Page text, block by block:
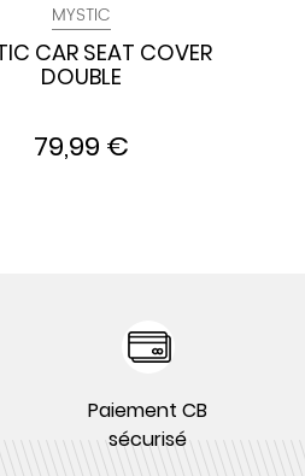
MYSTIC
CAR SEAT COVER
DOUBLE
79,99 €
Paiement CB
sécurisé